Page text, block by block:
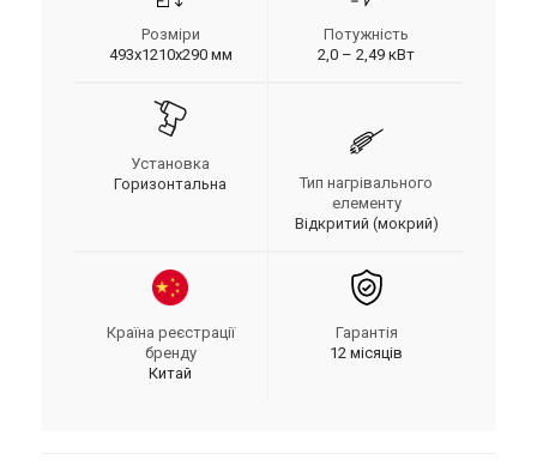
Розміри
493x1210х290 мм
Потужність
2,0 – 2,49 кВт
Установка
Горизонтальна
Тип нагрівального
елементу
Відкритий (мокрий)
Країна реєстрації
бренду
Китай
Гарантія
12 місяців